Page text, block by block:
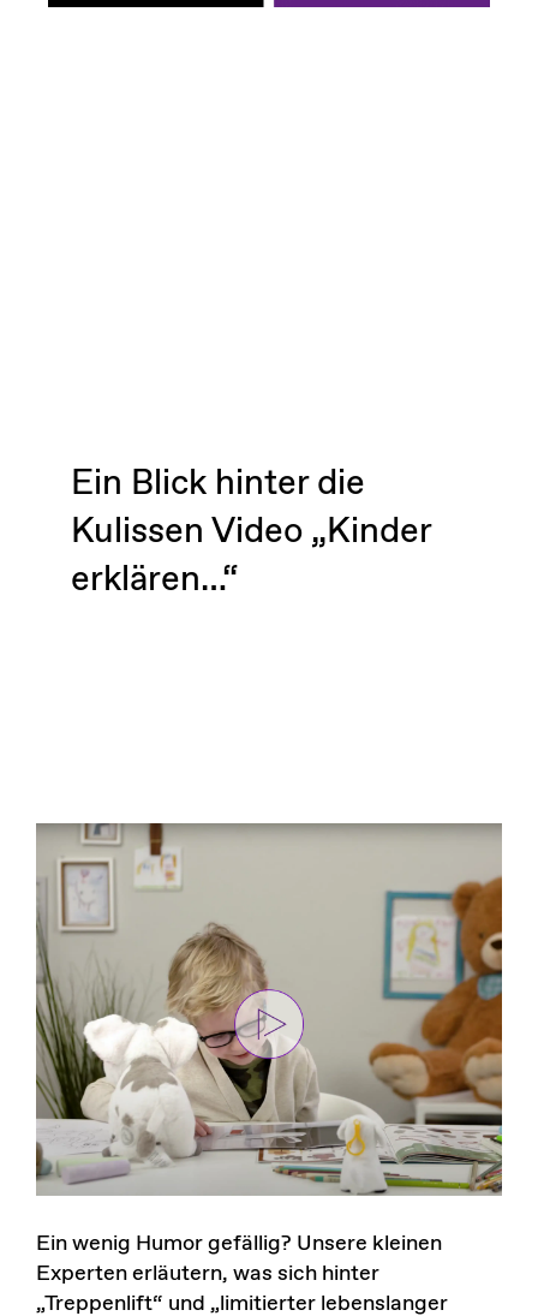
Ein Blick hinter die
Kulissen Video „Kinder
erklären…“
Ein wenig Humor gefällig? Unsere kleinen
Experten erläutern, was sich hinter
„Treppenlift“ und „limitierter lebenslanger